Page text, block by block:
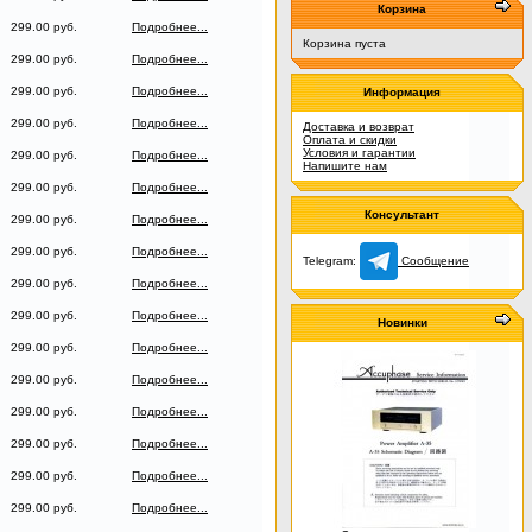
299.00 руб. Подробнее...
299.00 руб. Подробнее...
299.00 руб. Подробнее...
299.00 руб. Подробнее...
299.00 руб. Подробнее...
299.00 руб. Подробнее...
299.00 руб. Подробнее...
299.00 руб. Подробнее...
299.00 руб. Подробнее...
299.00 руб. Подробнее...
299.00 руб. Подробнее...
299.00 руб. Подробнее...
299.00 руб. Подробнее...
299.00 руб. Подробнее...
299.00 руб. Подробнее...
299.00 руб. Подробнее...
Корзина
Корзина пуста
Информация
Доставка и возврат
Оплата и скидки
Условия и гарантии
Напишите нам
Консультант
Telegram: Сообщение
Новинки